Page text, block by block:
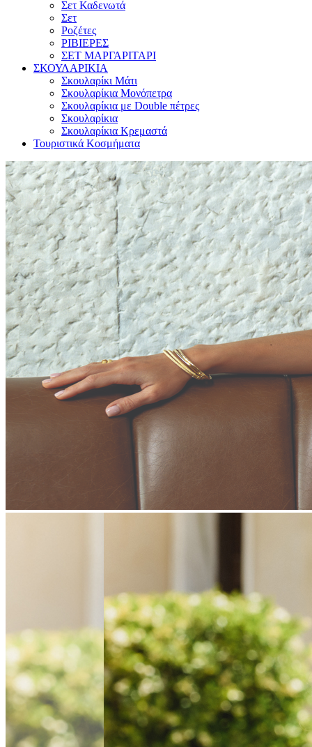
Σετ Καδενωτά
Σετ
Ροζέτες
ΡΙΒΙΕΡΕΣ
ΣΕΤ ΜΑΡΓΑΡΙΤΑΡΙ
ΣΚΟΥΛΑΡΙΚΙΑ
Σκουλαρίκι Μάτι
Σκουλαρίκια Μονόπετρα
Σκουλαρίκια με Double πέτρες
Σκουλαρίκια
Σκουλαρίκια Κρεμαστά
Τουριστικά Κοσμήματα